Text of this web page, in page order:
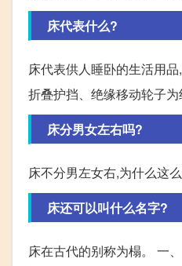
床代表什么?
床代表供人睡卧的生活用
折叠护挡、绝缘移动轮子为
床分男女左右吗?
床不分男左女右,为什么这
床还可以叫什么名字?
床在古代的别称为榻。 一